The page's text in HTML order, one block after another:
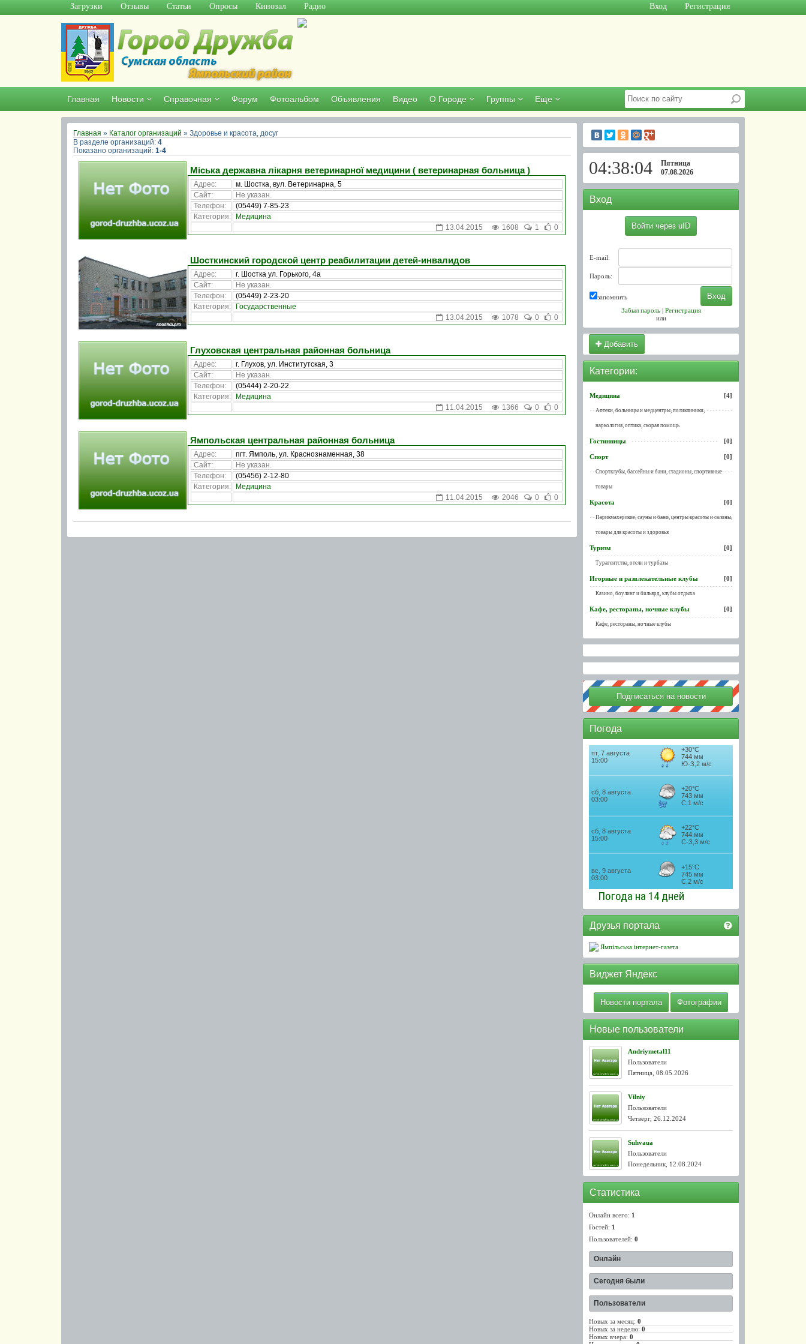
Загрузки Отзывы Статьи Опросы Кинозал Радио Регистрация
Вход
Главная Новости Справочная Форум Фотоальбом Объявления Видео О Городе Группы Еще
Главная » Каталог организаций » Здоровье и красота, досуг
В разделе организаций: 4
Показано организаций: 1-4
Міська державна лікарня ветеринарної медицини ( ветеринарная больница )
Адрес:
м. Шостка, вул. Ветеринарна, 5
Сайт:
Не указан.
Телефон:
(05449) 7-85-23
Категория:
Медицина
13.04.2015
1608 1 0
Шосткинский городской центр реабилитации детей-инвалидов
Адрес:
г. Шостка ул. Горького, 4а
Сайт:
Не указан.
Телефон:
(05449) 2-23-20
Категория:
Государственные
13.04.2015
1078 0 0
Глуховская центральная районная больница
Адрес:
г. Глухов, ул. Институтская, 3
Сайт:
Не указан.
Телефон:
(05444) 2-20-22
Категория:
Медицина
11.04.2015
1366 0 0
Ямпольская центральная районная больница
Адрес:
пгт. Ямполь, ул. Краснознаменная, 38
Сайт:
Не указан.
Телефон:
(05456) 2-12-80
Категория:
Медицина
11.04.2015
2046 0 0
04:38:05
Пятница
07.08.2026
Вход
Войти через uID
E-mail:
Пароль:
запомнить
Забыл пароль| Регистрация
или
Добавить
Категории:
Медицина [4]
Аптеки, больницы и медцентры, поликлиники,
наркология, оптика, скорая помощь
Гостинницы [0]
Спорт [0]
Спортклубы, бассейны и бани, стадионы, спортивные
товары
Красота [0]
Парикмахерские, сауны и бани, центры красоты и салоны,
товары для красоты и здоровья
Туризм [0]
Турагентства, отели и турбазы
Игорные и развлекательные клубы [0]
Казино, боулинг и бильярд, клубы отдыха
Кафе, рестораны, ночные клубы [0]
Кафе, рестораны, ночные клубы
Погода
Погода на 14 дней
Друзья портала
Ямпільська інтернет-газета
Виджет Яндекс
Новости портала Фотографии
Новые пользователи
Andriymetal11
Пользователи
Пятница, 08.05.2026
Vilniy
Пользователи
Четверг, 26.12.2024
Suhvaua
Пользователи
Понедельник, 12.08.2024
Статистика
Онлайн всего: 1
Гостей: 1
Пользователей: 0
Онлайн
Сегодня были
Пользователи
Новых за месяц: 0
Новых за неделю: 0
Новых вчера: 0